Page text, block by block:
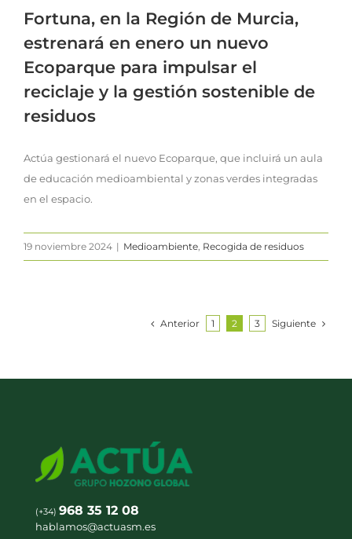
Fortuna, en la Región de Murcia,
estrenará en enero un nuevo
Ecoparque para impulsar el
reciclaje y la gestión sostenible de
residuos
Actúa gestionará el nuevo Ecoparque, que incluirá un aula
de educación medioambiental y zonas verdes integradas
en el espacio.
19 noviembre 2024 | Medioambiente Recogida de residuos
Anterior 1 2 3 Siguiente
(+34) 968 35 12 08
hablamos@actuasm.es